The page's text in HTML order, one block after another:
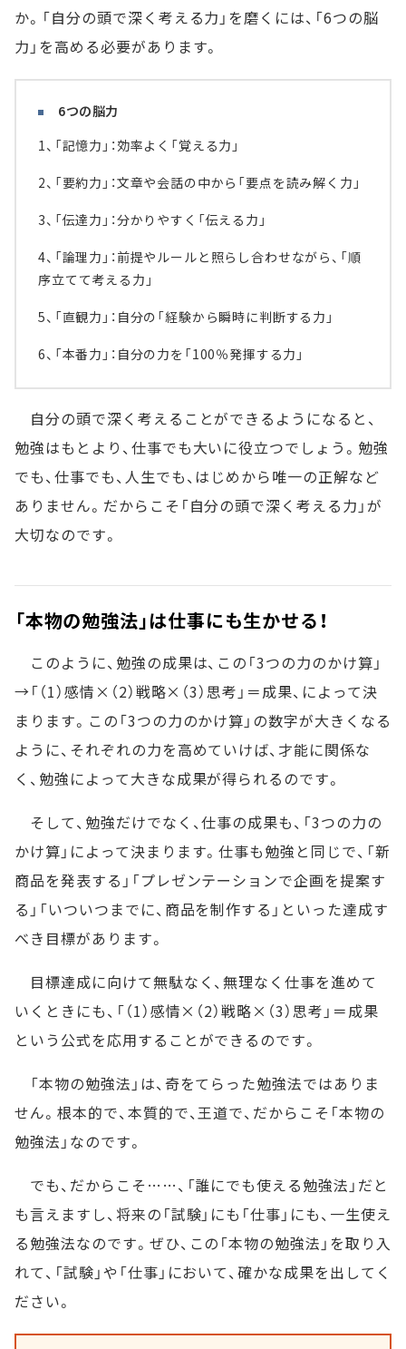
か。「自分の頭で深く考える力」を磨くには、「6つの脳
力」を高める必要があります。
6つの脳力
1、「記憶力」：効率よく「覚える力」
2、「要約力」：文章や会話の中から「要点を読み解く力」
3、「伝達力」：分かりやすく「伝える力」
4、「論理力」：前提やルールと照らし合わせながら、「順
序立てて考える力」
5、「直観力」：自分の「経験から瞬時に判断する力」
6、「本番力」：自分の力を「100％発揮する力」
自分の頭で深く考えることができるようになると、
勉強はもとより、仕事でも大いに役立つでしょう。勉強
でも、仕事でも、人生でも、はじめから唯一の正解など
ありません。だからこそ「自分の頭で深く考える力」が
大切なのです。
「本物の勉強法」は仕事にも生かせる！
このように、勉強の成果は、この「3つの力のかけ算」
→「（1）感情×（2）戦略×（3）思考」＝成果、によって決
まります。この「3つの力のかけ算」の数字が大きくなる
ように、それぞれの力を高めていけば、才能に関係な
く、勉強によって大きな成果が得られるのです。
そして、勉強だけでなく、仕事の成果も、「3つの力の
かけ算」によって決まります。仕事も勉強と同じで、「新
商品を発表する」「プレゼンテーションで企画を提案す
る」「いついつまでに、商品を制作する」といった達成す
べき目標があります。
目標達成に向けて無駄なく、無理なく仕事を進めて
いくときにも、「（1）感情×（2）戦略×（3）思考」＝成果
という公式を応用することができるのです。
「本物の勉強法」は、奇をてらった勉強法ではありま
せん。根本的で、本質的で、王道で、だからこそ「本物の
勉強法」なのです。
でも、だからこそ……、「誰にでも使える勉強法」だと
も言えますし、将来の「試験」にも「仕事」にも、一生使え
る勉強法なのです。ぜひ、この「本物の勉強法」を取り入
れて、「試験」や「仕事」において、確かな成果を出してく
ださい。